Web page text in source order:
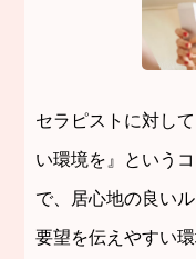
セラピストに対し
い環境を』という
で、居心地の良い
要望を伝えやすい